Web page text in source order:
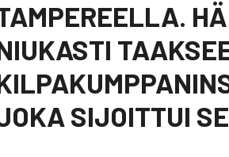
SIJOITTUI